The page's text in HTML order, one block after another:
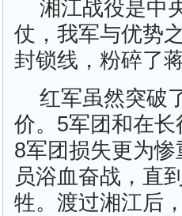
湘江战役是中
仗，我军与优势
封锁线，粉碎了
红军虽然突破
价。5军团和在
8军团损失更为
员浴血奋战，直
牲。渡过湘江后